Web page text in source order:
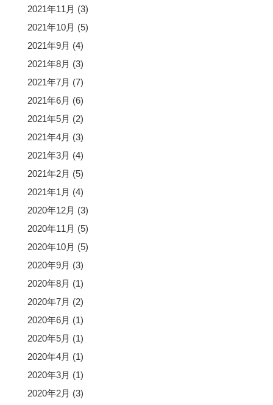
2021年11月 (3)
2021年10月 (5)
2021年9月 (4)
2021年8月 (3)
2021年7月 (7)
2021年6月 (6)
2021年5月 (2)
2021年4月 (3)
2021年3月 (4)
2021年2月 (5)
2021年1月 (4)
2020年12月 (3)
2020年11月 (5)
2020年10月 (5)
2020年9月 (3)
2020年8月 (1)
2020年7月 (2)
2020年6月 (1)
2020年5月 (1)
2020年4月 (1)
2020年3月 (1)
2020年2月 (3)